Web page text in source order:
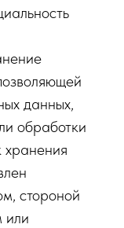
данных,
обработки
хранения
стороной
или